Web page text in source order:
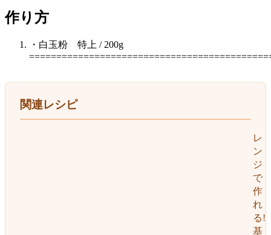
作り方
・白玉粉 特上 / 200g
関連レシピ
レ
ン
ジ
で
作
れ
る!
基